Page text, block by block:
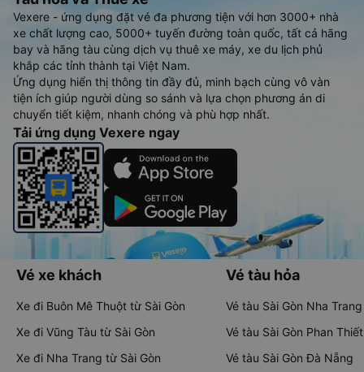
Vexere - ứng dụng đặt vé đa phương tiện với hơn 3000+ nhà
xe chất lượng cao, 5000+ tuyến đường toàn quốc, tất cả hãng
bay và hãng tàu cùng dịch vụ thuê xe máy, xe du lịch phủ
khắp các tỉnh thành tại Việt Nam.
Ứng dụng hiển thị thông tin đầy đủ, minh bạch cùng vô vàn
tiện ích giúp người dùng so sánh và lựa chọn phương án di
chuyển tiết kiệm, nhanh chóng và phù hợp nhất.
Tải ứng dụng Vexere ngay
Vé xe khách
Xe đi Buôn Mê Thuột từ Sài Gòn
Xe đi Vũng Tàu từ Sài Gòn
Xe đi Nha Trang từ Sài Gòn
Vé tàu hỏa
Vé tàu Sài Gòn Nha Trang
Vé tàu Sài Gòn Phan Thiết
Vé tàu Sài Gòn Đà Nẵng